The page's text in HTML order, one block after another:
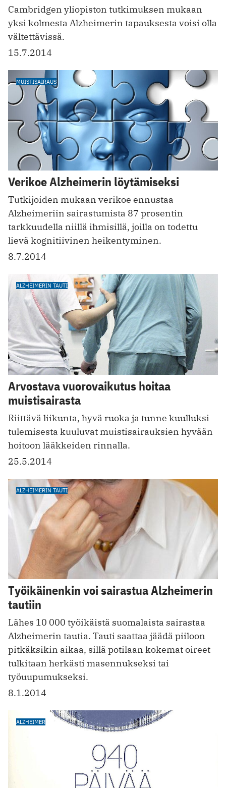
Cambridgen yliopiston tutkimuksen mukaan
yksi kolmesta Alzheimerin tapauksesta voisi olla
vältettävissä.
15.7.2014
MUISTISAIRAUS
Verikoe Alzheimerin löytämiseksi
Tutkijoiden mukaan verikoe ennustaa
Alzheimeriin sairastumista 87 prosentin
tarkkuudella niillä ihmisillä, joilla on todettu
lievä kognitiivinen heikentyminen.
8.7.2014
ALZHEIMERIN TAUTI
Arvostava vuorovaikutus hoitaa
muistisairasta
Riittävä liikunta, hyvä ruoka ja tunne kuulluksi
tulemisesta kuuluvat muistisairauksien hyvään
hoitoon lääkkeiden rinnalla.
25.5.2014
ALZHEIMERIN TAUTI
Työikäinenkin voi sairastua Alzheimerin
tautiin
Lähes 10 000 työikäistä suomalaista sairastaa
Alzheimerin tautia. Tauti saattaa jäädä piiloon
pitkäksikin aikaa, sillä potilaan kokemat oireet
tulkitaan herkästi masennukseksi tai
työuupumukseksi.
8.1.2014
ALZHEIMER